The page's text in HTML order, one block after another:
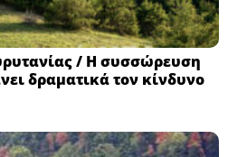
/ Η συσσώρευση
δραματικά τον κίνδυνο